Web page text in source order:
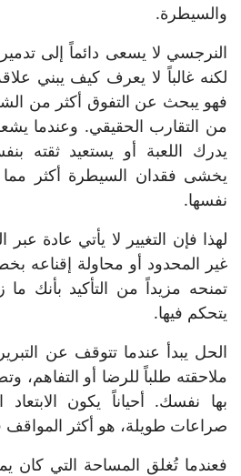
والسيطرة.
النرجسي لا يسعى دائماً إلى
لكنه غالباً لا يعرف كيف يبني
فهو يبحث عن التفوق أكثر من
من التقارب الحقيقي. وعندما
يدرك اللعبة أو يستعيد ثقته
يخشى فقدان السيطرة أكثر
نفسها.
لهذا فإن التغيير لا يأتي عادة
غير المحدود أو محاولة إقناعه
تمنحه مزيداً من التأكيد بأنك ما
يتحكم فيها.
الحل يبدأ عندما تتوقف عن
ملاحقته طلباً للرضا أو
بها نفسك. أحياناً يكون
صراعات طويلة، هو أكثر المواقف
فعندما تُغلق المساحة التي كان